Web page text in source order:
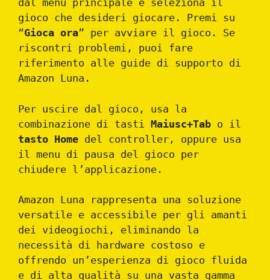
dal menu principale e seleziona il
gioco che desideri giocare. Premi su
“Gioca ora” per avviare il gioco. Se
riscontri problemi, puoi fare
riferimento alle guide di supporto di
Amazon Luna.
Per uscire dal gioco, usa la
combinazione di tasti
Maiusc+Tab o il
tasto Home del controller, oppure usa
il menu di pausa del gioco per
chiudere l’applicazione.
Amazon Luna rappresenta una soluzione
versatile e accessibile per gli amanti
dei videogiochi, eliminando la
necessità di hardware costoso e
offrendo un’esperienza di gioco fluida
e di alta qualità su una vasta gamma